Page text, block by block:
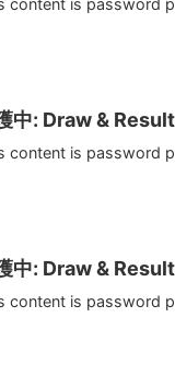
中: Draw & Result
content is password
中: Draw & Result
content is password